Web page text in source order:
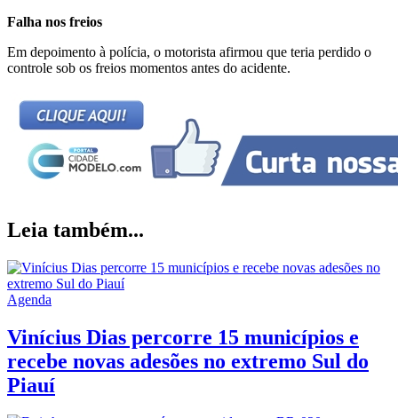
Falha nos freios
Em depoimento à polícia, o motorista afirmou que teria perdido o
controle sob os freios momentos antes do acidente.
Leia também...
Agenda
Vinícius Dias percorre 15 municípios e
recebe novas adesões no extremo Sul do
Piauí